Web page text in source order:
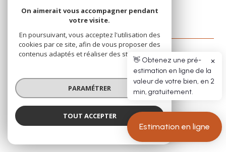
On aimerait vous accompagner pendant
votre visite.
En poursuivant, vous acceptez l'utilisation des
cookies par ce site, afin de vous proposer des
contenus adaptés et réaliser des statistiques !
PARAMÉTRER
TOUT ACCEPTER
Estimation en ligne
👋 Obtenez une pré-
estimation en ligne de la
valeur de votre bien, en 2
min, gratuitement.
✕